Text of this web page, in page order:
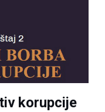
korupcije